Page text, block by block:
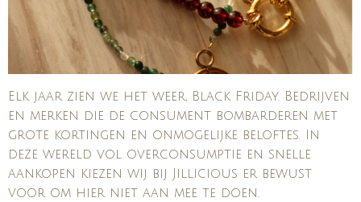
Elk jaar zien we het weer, Black Friday. Bedrijven
en merken die de consument bombarderen met
grote kortingen en onmogelijke beloftes. In
deze wereld vol overconsumptie en snelle
aankopen kiezen wij bij Jillicious er bewust
voor om hier niet aan mee te doen.